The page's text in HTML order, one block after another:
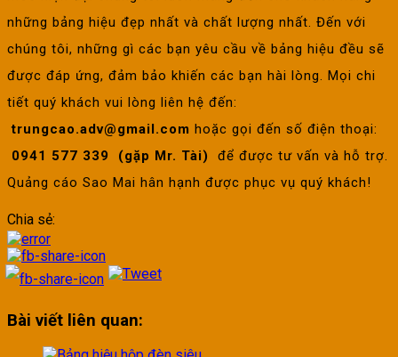
những bảng hiệu đẹp nhất và chất lượng nhất. Đến với
chúng tôi, những gì các bạn yêu cầu về bảng hiệu đều sẽ
được đáp ứng, đảm bảo khiến các bạn hài lòng. Mọi chi
tiết quý khách vui lòng liên hệ đến:
trungcao.adv@gmail.com hoặc gọi đến số điện thoại:
0941 577 339 (gặp Mr. Tài)
để được tư vấn và hỗ trợ.
Quảng cáo Sao Mai hân hạnh được phục vụ quý khách!
Chia sẻ:
Bài viết liên quan: